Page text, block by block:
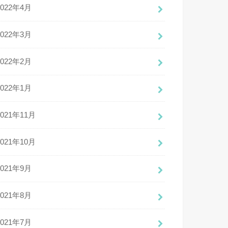
年4月
年3月
年2月
年1月
年11月
年10月
年9月
年8月
年7月